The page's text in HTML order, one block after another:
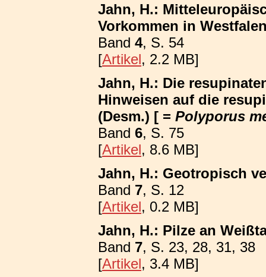
Jahn, H.:
Vorkommen in
Band 4, S. 54
[Artikel, 2.2 MB]
Jahn, H.: Die
Hinweisen auf die
(Desm.) [ = Polyporus
Band 6, S. 75
[Artikel, 8.6 MB]
Jahn, H.: Geotropisch
Band 7, S. 12
[Artikel, 0.2 MB]
Jahn, H.: Pilze an
Band 7, S. 23, 28, 31, 38
[Artikel, 3.4 MB]